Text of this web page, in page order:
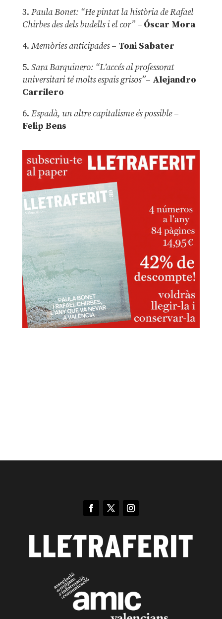
3. Paula Bonet: “He pintat la història de Rafael
Chirbes des dels budells i el cor” –Óscar Mora
4. Memòries anticipades– Toni Sabater
5. Sara Barquinero: “L’accés al professorat
universitari té molts espais grisos”– Alejandro
Carrilero
6. Espadà, un altre capitalisme és possible –
Felip Bens